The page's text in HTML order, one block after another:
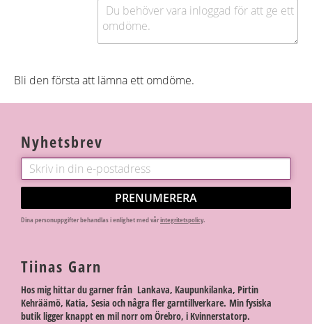
Bli den första att lämna ett omdöme.
Nyhetsbrev
PRENUMERERA
Dina personuppgifter behandlas i enlighet med vårintegritetspolicy.
Tiinas Garn
Hos mig hittar du garner från Lankava, Kaupunkilanka, Pirtin
Kehräämö, Katia, Sesia och några fler garntillverkare. Min fysiska
butik ligger knappt en mil norr om Örebro, i Kvinnerstatorp.